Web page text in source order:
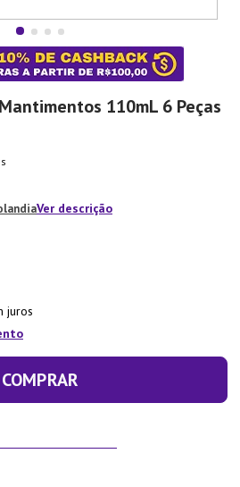
110mL 6 Peças
Ver descrição
juros
COMPRAR